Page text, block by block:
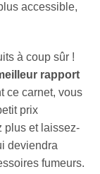
accessible,
à coup sûr !
rapport
ce carnet, vous
prix
plus et laissez-
deviendra
fumeurs.